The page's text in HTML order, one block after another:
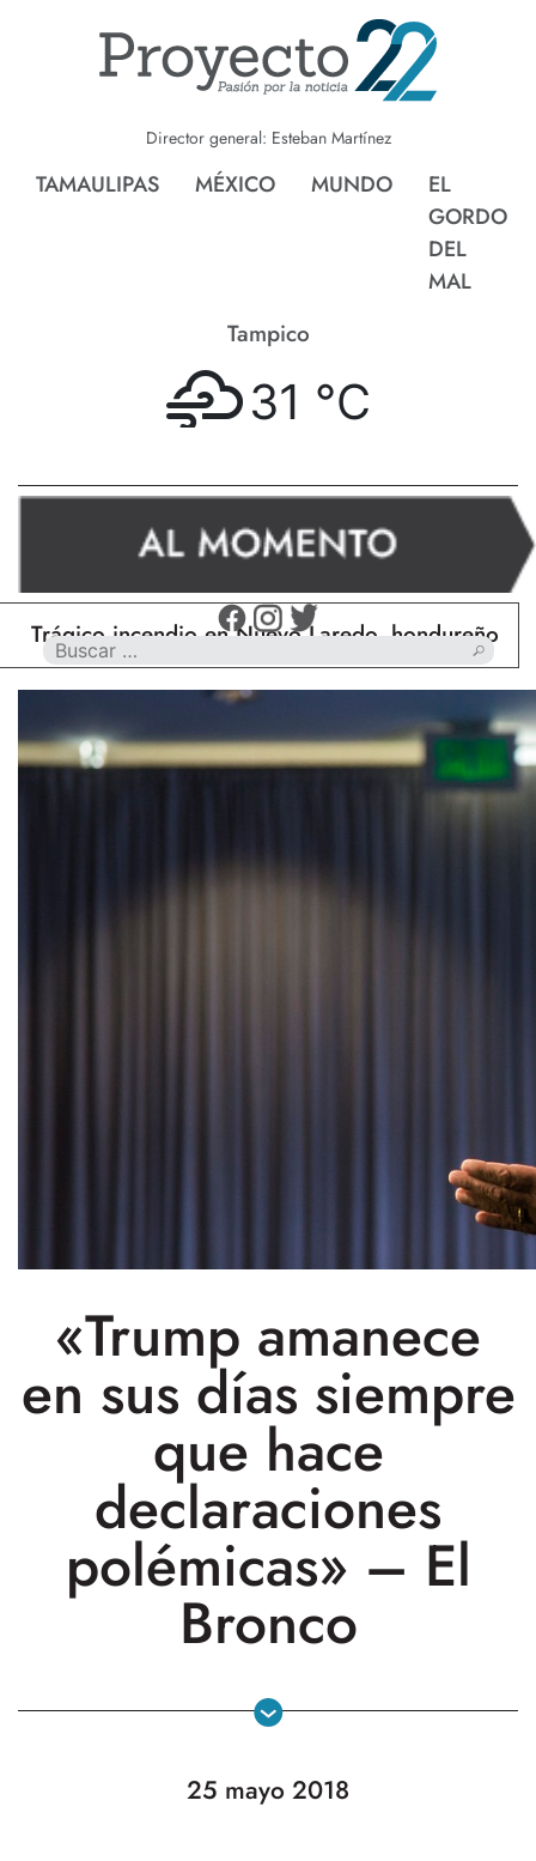
Director general: Esteban Martínez
TAMAULIPAS MÉXICO MUNDO
EL
GORDO
DEL
MAL
Tampico
31 °C
incendio en Nuevo Laredo, hondureño muere
«Trump amanece
en sus días siempre
que hace
declaraciones
polémicas» – El
Bronco
25 mayo 2018